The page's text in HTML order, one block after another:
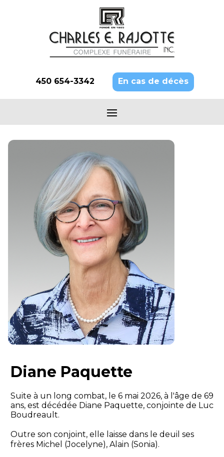
450 654-3342 En cas de décès
Diane Paquette
Suite à un long combat, le 6 mai 2026, à l'âge de 69
ans, est décédée Diane Paquette, conjointe de Luc
Boudreault.
Outre son conjoint, elle laisse dans le deuil ses
frères Michel (Jocelyne), Alain (Sonia).